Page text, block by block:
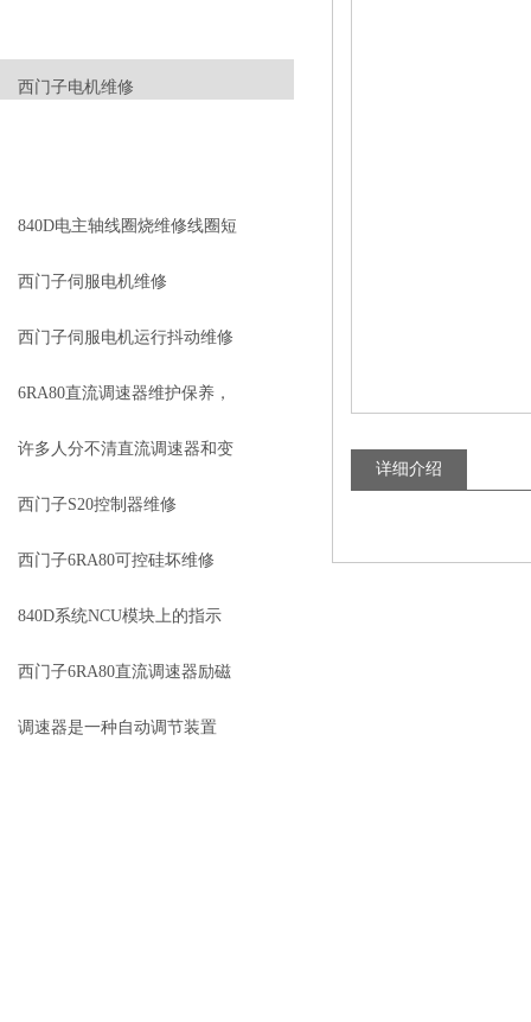
西门子电机维修
840D电主轴线圈烧维修线圈短
路
西门子伺服电机维修
西门子伺服电机运行抖动维修
6RA80直流调速器维护保养，
常见故障排查模块更换定期校
准维护方法
许多人分不清直流调速器和变
频器的区别
西门子S20控制器维修
西门子6RA80可控硅坏维修
840D系统NCU模块上的指示
灯不亮 NCU不能启动
西门子6RA80直流调速器励磁
故障维修 故障代码：F60105
调速器是一种自动调节装置
详细介绍